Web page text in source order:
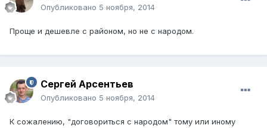
Опубликовано 5 ноября, 2014
Проще и дешевле с районом, но не с народом.
Сергей Арсентьев
Опубликовано 5 ноября, 2014
К сожалению, "договориться с народом" тому или иному